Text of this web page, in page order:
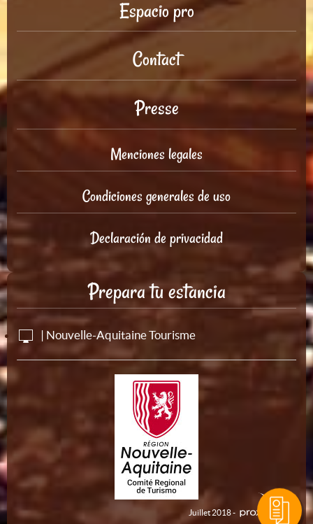
Espacio pro
Contact
Presse
Menciones legales
Condiciones generales de uso
Declaración de privacidad
Prepara tu estancia
| Nouvelle-Aquitaine Tourisme
Juillet 2018 -